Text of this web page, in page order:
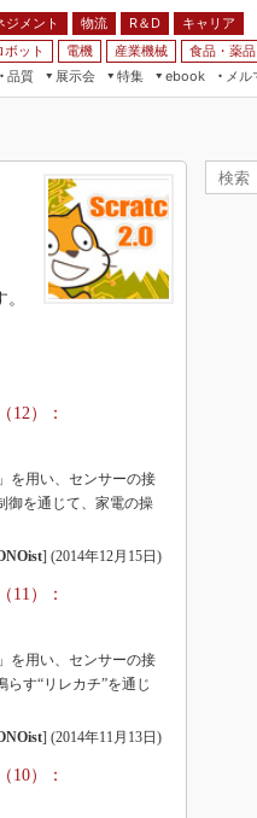
ジメント 物流 R＆D
キャリア
ボット 電機 産業機械 食品・薬
品質
展示会
特集
ebook
メル
12）：
を用い、センサーの接
御を通じて、家電の操
] (2014年12月15日 )
11）：
を用い、センサーの接
す“リレカチ”を通じ
] (2014年11月13日 )
10）：